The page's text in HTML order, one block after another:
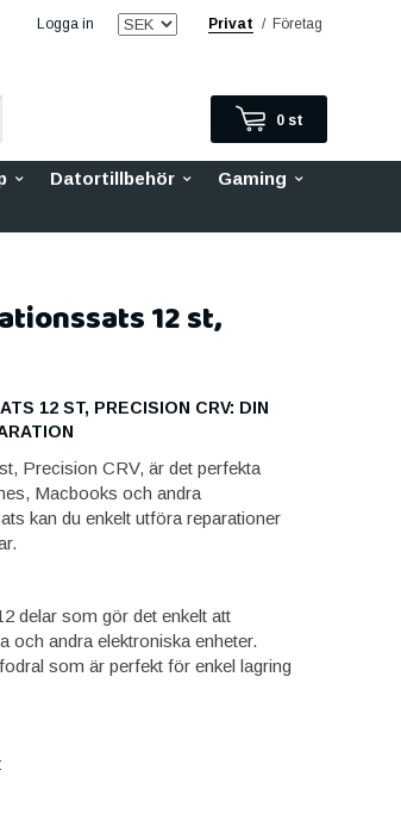
Logga in Privat / Företag
0 st
Datortillbehör
Gaming
12 st,
12 ST, PRECISION CRV: DIN
Precision CRV, är det perfekta
Macbooks och andra
kan du enkelt utföra reparationer
delar som gör det enkelt att
och andra elektroniska enheter.
som är perfekt för enkel lagring